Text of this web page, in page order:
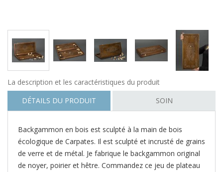
La description et les caractéristiques du produit
DÉTAILS DU PRODUIT
SOIN
Backgammon en bois est sculpté à la main de bois
écologique de Carpates. Il est sculpté et incrusté de grains
de verre et de métal. Je fabrique le backgammon original
de noyer, poirier et hêtre. Commandez ce jeu de plateau